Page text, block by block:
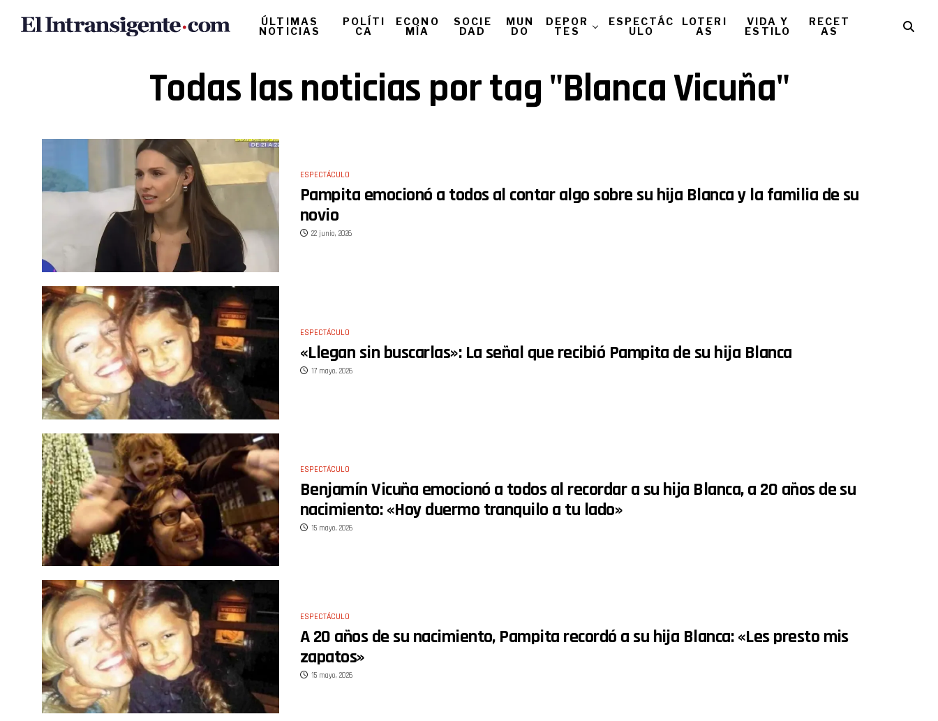
ÚLTIMAS
NOTICIAS
POLÍTI
CA
ECONO
MÍA
SOCIE
DAD
MUN
DO
DEPOR
TES
ESPECTÁC
ULO
LOTERI
AS
VIDA Y
ESTILO
RECET
AS
Todas las noticias por tag "Blanca Vicuña"
ESPECTÁCULO
Pampita emocionó a todos al contar algo sobre su hija Blanca y la familia de su
novio
22 junio, 2026
ESPECTÁCULO
«Llegan sin buscarlas»: La señal que recibió Pampita de su hija Blanca
17 mayo, 2026
ESPECTÁCULO
Benjamín Vicuña emocionó a todos al recordar a su hija Blanca, a 20 años de su
nacimiento: «Hoy duermo tranquilo a tu lado»
15 mayo, 2026
ESPECTÁCULO
A 20 años de su nacimiento, Pampita recordó a su hija Blanca: «Les presto mis
zapatos»
15 mayo, 2026